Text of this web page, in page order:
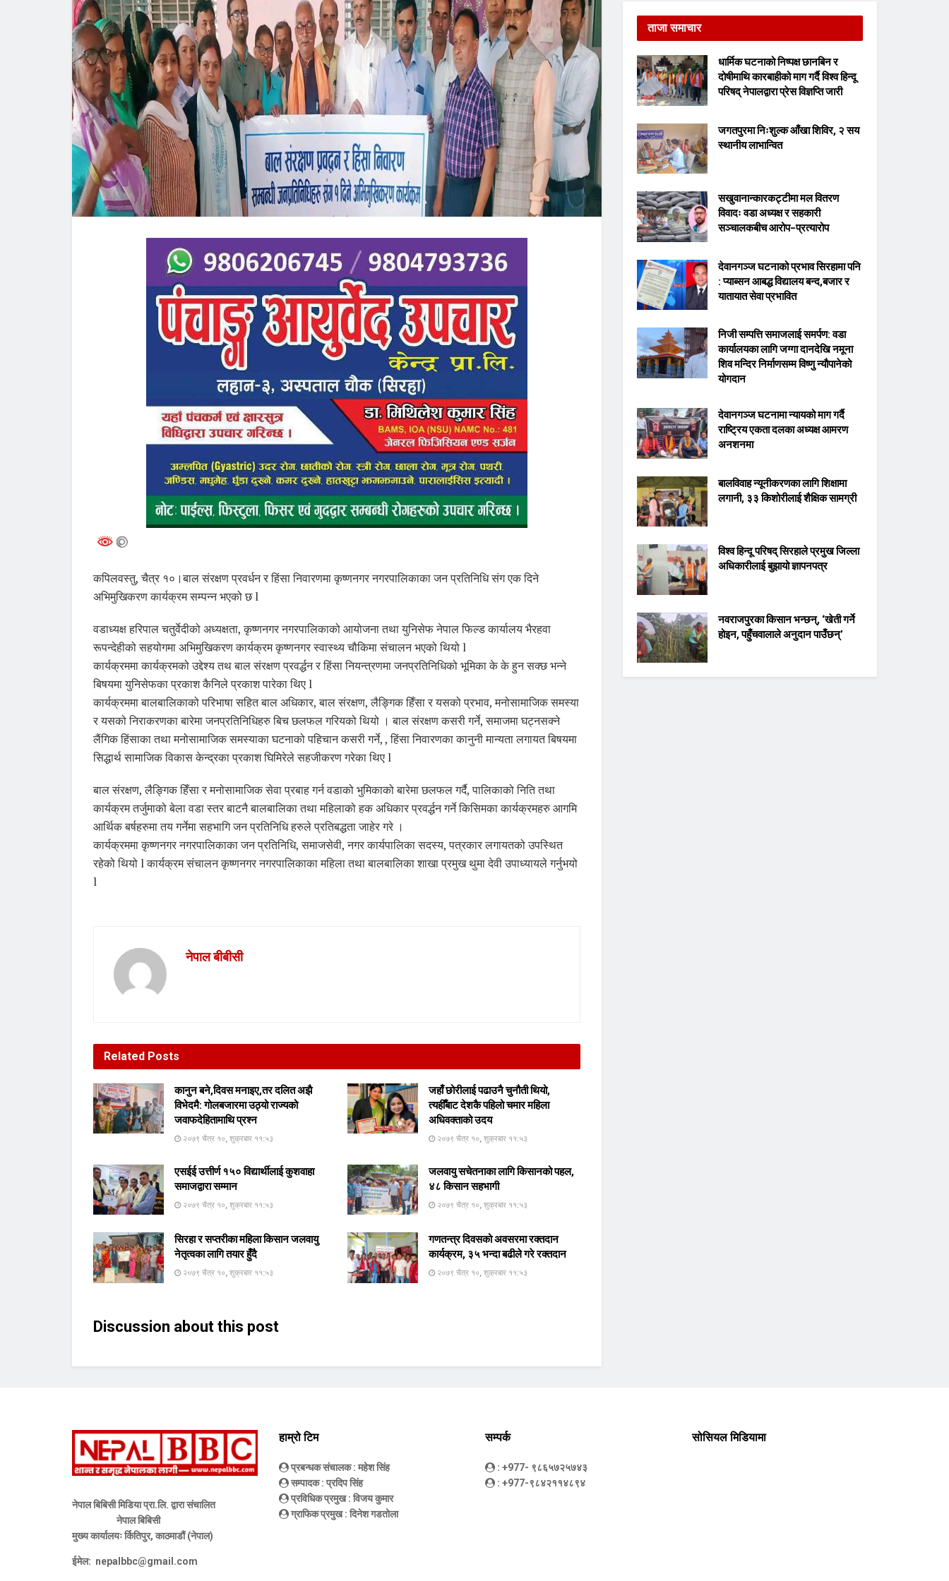
कपिलवस्तु, चैत्र १०।बाल संरक्षण प्रवर्धन र हिंसा निवारणमा कृष्णनगर नगरपालिकाका जन प्रतिनिधि संग एक दिने
अभिमुखिकरण कार्यक्रम सम्पन्न भएको छ l
वडाध्यक्ष हरिपाल चतुर्वेदीको अध्यक्षता, कृष्णनगर नगरपालिकाको आयोजना तथा युनिसेफ नेपाल फिल्ड कार्यालय भैरहवा
रूपन्देहीको सहयोगमा अभिमुखिकरण कार्यक्रम कृष्णनगर स्वास्थ्य चौकिमा संचालन भएको थियो l
कार्यक्रममा कार्यक्रमको उद्देश्य तथ बाल संरक्षण प्रवर्द्धन र हिंसा नियन्त्रणमा जनप्रतिनिधिको भूमिका के के हुन सक्छ भन्ने
बिषयमा युनिसेफका प्रकाश कैनिले प्रकाश पारेका थिए l
कार्यक्रममा बालबालिकाको परिभाषा सहित बाल अधिकार, बाल संरक्षण, लैङ्गिक हिँसा र यसको प्रभाव, मनोसामाजिक समस्या
र यसको निराकरणका बारेमा जनप्रतिनिधिहरु बिच छलफल गरियको थियो । बाल संरक्षण कसरी गर्ने, समाजमा घट्नसक्ने
लैंगिक हिंसाका तथा मनोसामाजिक समस्याका घटनाको पहिचान कसरी गर्ने, , हिंसा निवारणका कानुनी मान्यता लगायत बिषयमा
सिद्धार्थ सामाजिक विकास केन्द्रका प्रकाश घिमिरेले सहजीकरण गरेका थिए l
बाल संरक्षण, लैङ्गिक हिँसा र मनोसामाजिक सेवा प्रबाह गर्न वडाको भुमिकाको बारेमा छलफल गर्दै, पालिकाको निति तथा
कार्यक्रम तर्जुमाको बेला वडा स्तर बाटनै बालबालिका तथा महिलाको हक अधिकार प्रवर्द्धन गर्ने किसिमका कार्यक्रमहरु आगमि
आर्थिक बर्षहरुमा तय गर्नेमा सहभागि जन प्रतिनिधि हरुले प्रतिबद्धता जाहेर गरे ।
कार्यक्रममा कृष्णनगर नगरपालिकाका जन प्रतिनिधि, समाजसेवी, नगर कार्यपालिका सदस्य, पत्रकार लगायतको उपस्थित
रहेको थियो l कार्यक्रम संचालन कृष्णनगर नगरपालिकाका महिला तथा बालबालिका शाखा प्रमुख थुमा देवी उपाध्यायले गर्नुभयो
l
नेपाल बीबीसी
Related Posts
कानुन बने,दिवस मनाइए,तर दलित अझै
विभेदमै: गोलबजारमा उठ्यो राज्यको
जवाफदेहितामाथि प्रश्न
२०७९ चैत्र १०, शुक्रबार ११:५३
जहाँ छोरीलाई पढाउनै चुनौती थियो,
त्यहीँबाट देशकै पहिलो चमार महिला
अधिवक्ताको उदय
२०७९ चैत्र १०, शुक्रबार ११:५३
एसईई उत्तीर्ण १५० विद्यार्थीलाई कुशवाहा
समाजद्वारा सम्मान
२०७९ चैत्र १०, शुक्रबार ११:५३
जलवायु सचेतनाका लागि किसानको पहल,
४८ किसान सहभागी
२०७९ चैत्र १०, शुक्रबार ११:५३
सिरहा र सप्तरीका महिला किसान जलवायु
नेतृत्वका लागि तयार हुँदै
२०७९ चैत्र १०, शुक्रबार ११:५३
गणतन्त्र दिवसको अवसरमा रक्तदान
कार्यक्रम, ३५ भन्दा बढीले गरे रक्तदान
२०७९ चैत्र १०, शुक्रबार ११:५३
Discussion about this post
ताजा समाचार
धार्मिक घटनाको निष्पक्ष छानबिन र
दोषीमाथि कारबाहीको माग गर्दै विश्व हिन्दू
परिषद् नेपालद्वारा प्रेस विज्ञप्ति जारी
जगतपुरमा निःशुल्क आँखा शिविर, २ सय
स्थानीय लाभान्वित
सखुवानान्कारकट्टीमा मल वितरण
विवादः वडा अध्यक्ष र सहकारी
सञ्चालकबीच आरोप–प्रत्यारोप
देवानगञ्ज घटनाको प्रभाव सिरहामा पनि
: प्याब्सन आबद्ध विद्यालय बन्द,बजार र
यातायात सेवा प्रभावित
निजी सम्पत्ति समाजलाई समर्पण: वडा
कार्यालयका लागि जग्गा दानदेखि नमूना
शिव मन्दिर निर्माणसम्म विष्णु न्यौपानेको
योगदान
देवानगञ्ज घटनामा न्यायको माग गर्दै
राष्ट्रिय एकता दलका अध्यक्ष आमरण
अनशनमा
बालविवाह न्यूनीकरणका लागि शिक्षामा
लगानी, ३३ किशोरीलाई शैक्षिक सामग्री
विश्व हिन्दू परिषद् सिरहाले प्रमुख जिल्ला
अधिकारीलाई बुझायो ज्ञापनपत्र
नवराजपुरका किसान भन्छन्, ‘खेती गर्ने
होइन, पहुँचवालाले अनुदान पाउँछन्’
नेपाल बिबिसी मिडिया प्रा.लि. द्वारा संचालित
नेपाल बिबिसी
मुख्य कार्यालयः र्कितिपुर, काठमाडौं (नेपाल)
ईमेल: nepalbbc@gmail.com
हाम्रो टिम
प्रबन्धक संचालक: महेश सिंह
सम्पादक: प्रदिप सिंह
प्रविधिक प्रमुख: विजय कुमार
ग्राफिक प्रमुख: दिनेश गडतोला
सम्पर्क
: +977- ९८६५७२५७४३
: +977-९८४२११४८९४
सोसियल मिडियामा